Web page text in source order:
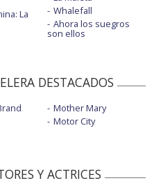
La
Whalefall
Ahora los suegros
son ellos
DESTACADOS
Mother Mary
Motor City
Y ACTRICES